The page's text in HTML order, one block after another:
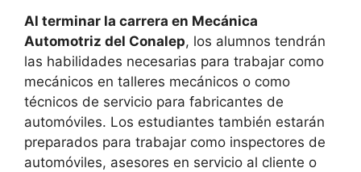
Al terminar la carrera en Mecánica
Automotriz del Conalep, los alumnos tendrán
las habilidades necesarias para trabajar como
mecánicos en talleres mecánicos o como
técnicos de servicio para fabricantes de
automóviles. Los estudiantes también estarán
preparados para trabajar como inspectores de
automóviles, asesores en servicio al cliente o